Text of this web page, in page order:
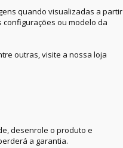
quando visualizadas a partir
ou modelo da
outras, visite a nossa loja
desenrole o produto e
a garantia.